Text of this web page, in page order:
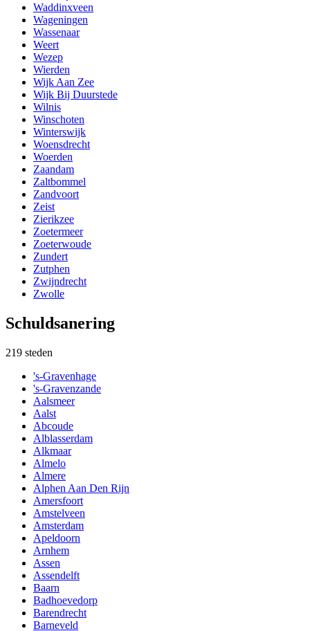
Waddinxveen
Wageningen
Wassenaar
Weert
Wezep
Wierden
Wijk Aan Zee
Wijk Bij Duurstede
Wilnis
Winschoten
Winterswijk
Woensdrecht
Woerden
Zaandam
Zaltbommel
Zandvoort
Zeist
Zierikzee
Zoetermeer
Zoeterwoude
Zundert
Zutphen
Zwijndrecht
Zwolle
Schuldsanering
219 steden
's-Gravenhage
's-Gravenzande
Aalsmeer
Aalst
Abcoude
Alblasserdam
Alkmaar
Almelo
Almere
Alphen Aan Den Rijn
Amersfoort
Amstelveen
Amsterdam
Apeldoorn
Arnhem
Assen
Assendelft
Baarn
Badhoevedorp
Barendrecht
Barneveld